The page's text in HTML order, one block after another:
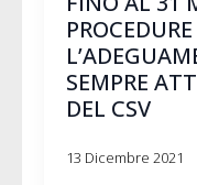
SEMPRE
DEL CSV
13 Dicembre 2021